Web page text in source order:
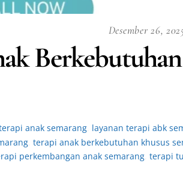
Desember 26,
anak semarang layanan terapi abk
terapi anak berkebutuhan khusus
perkembangan anak semarang terapi